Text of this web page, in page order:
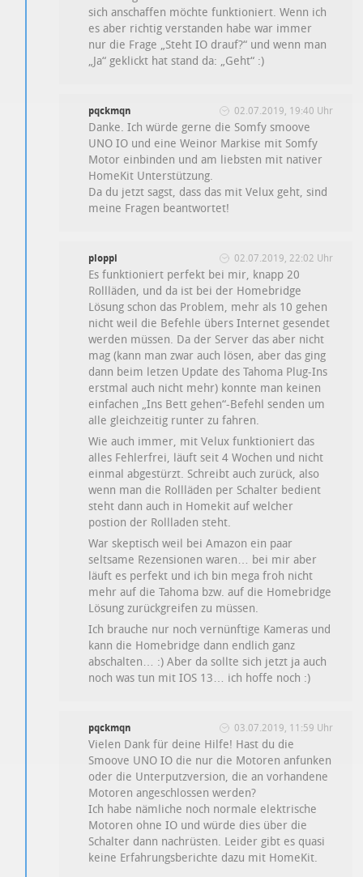
sich anschaffen möchte funktioniert. Wenn ich
es aber richtig verstanden habe war immer
nur die Frage „Steht IO drauf?“ und wenn man
„Ja“ geklickt hat stand da: „Geht“ :)
pqckmqn 02.07.2019, 19:40 Uhr
Danke. Ich würde gerne die Somfy smoove
UNO IO und eine Weinor Markise mit Somfy
Motor einbinden und am liebsten mit nativer
HomeKit Unterstützung.
Da du jetzt sagst, dass das mit Velux geht, sind
meine Fragen beantwortet!
ploppi 02.07.2019, 22:02 Uhr
Es funktioniert perfekt bei mir, knapp 20
Rollläden, und da ist bei der Homebridge
Lösung schon das Problem, mehr als 10 gehen
nicht weil die Befehle übers Internet gesendet
werden müssen. Da der Server das aber nicht
mag (kann man zwar auch lösen, aber das ging
dann beim letzen Update des Tahoma Plug-Ins
erstmal auch nicht mehr) konnte man keinen
einfachen „Ins Bett gehen“-Befehl senden um
alle gleichzeitig runter zu fahren.
Wie auch immer, mit Velux funktioniert das
alles Fehlerfrei, läuft seit 4 Wochen und nicht
einmal abgestürzt. Schreibt auch zurück, also
wenn man die Rollläden per Schalter bedient
steht dann auch in Homekit auf welcher
postion der Rollladen steht.
War skeptisch weil bei Amazon ein paar
seltsame Rezensionen waren… bei mir aber
läuft es perfekt und ich bin mega froh nicht
mehr auf die Tahoma bzw. auf die Homebridge
Lösung zurückgreifen zu müssen.
Ich brauche nur noch vernünftige Kameras und
kann die Homebridge dann endlich ganz
abschalten… :) Aber da sollte sich jetzt ja auch
noch was tun mit IOS 13… ich hoffe noch :)
pqckmqn 03.07.2019, 11:59 Uhr
Vielen Dank für deine Hilfe! Hast du die
Smoove UNO IO die nur die Motoren anfunken
oder die Unterputzversion, die an vorhandene
Motoren angeschlossen werden?
Ich habe nämliche noch normale elektrische
Motoren ohne IO und würde dies über die
Schalter dann nachrüsten. Leider gibt es quasi
keine Erfahrungsberichte dazu mit HomeKit.